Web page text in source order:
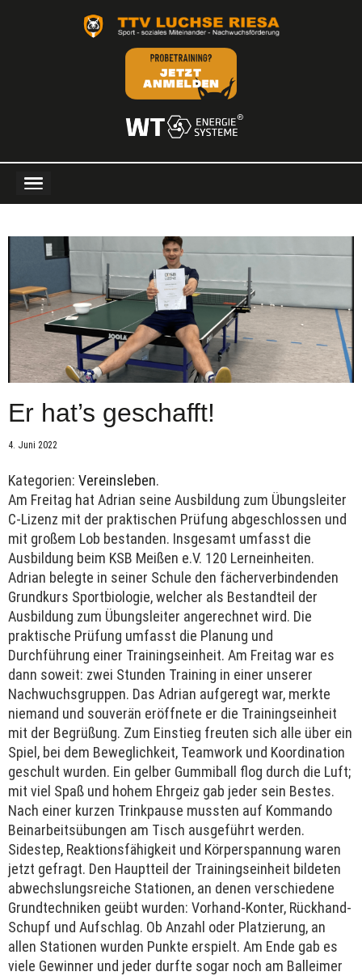
Er hat’s geschafft!
4. Juni 2022
Kategorien: Vereinsleben.
Am Freitag hat Adrian seine Ausbildung zum Übungsleiter
C-Lizenz mit der praktischen Prüfung abgeschlossen und
mit großem Lob bestanden. Insgesamt umfasst die
Ausbildung beim KSB Meißen e.V. 120 Lerneinheiten.
Adrian belegte in seiner Schule den fächerverbindenden
Grundkurs Sportbiologie, welcher als Bestandteil der
Ausbildung zum Übungsleiter angerechnet wird. Die
praktische Prüfung umfasst die Planung und
Durchführung einer Trainingseinheit. Am Freitag war es
dann soweit: zwei Stunden Training in einer unserer
Nachwuchsgruppen. Das Adrian aufgeregt war, merkte
niemand und souverän eröffnete er die Trainingseinheit
mit der Begrüßung. Zum Einstieg freuten sich alle über ein
Spiel, bei dem Beweglichkeit, Teamwork und Koordination
geschult wurden. Ein gelber Gummiball flog durch die Luft;
mit viel Spaß und hohem Ehrgeiz gab jeder sein Bestes.
Nach einer kurzen Trinkpause mussten auf Kommando
Beinarbeitsübungen am Tisch ausgeführt werden.
Sidestep, Reaktionsfähigkeit und Körperspannung waren
jetzt gefragt. Den Hauptteil der Trainingseinheit bildeten
abwechslungsreiche Stationen, an denen verschiedene
Grundtechniken geübt wurden: Vorhand-Konter, Rückhand-
Schupf und Aufschlag. Ob Anzahl oder Platzierung, an
allen Stationen wurden Punkte erspielt. Am Ende gab es
viele Gewinner und jeder durfte sogar noch am Balleimer